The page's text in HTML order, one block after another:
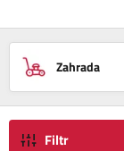
Zahrada
Filtr